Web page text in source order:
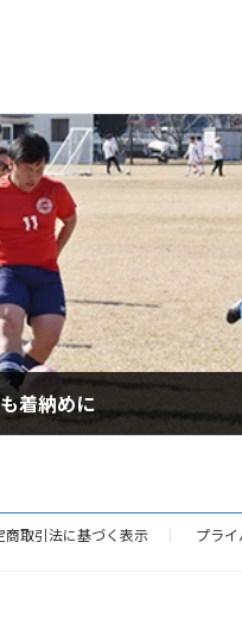
着納めに
商取引法に基づく表示 プラ